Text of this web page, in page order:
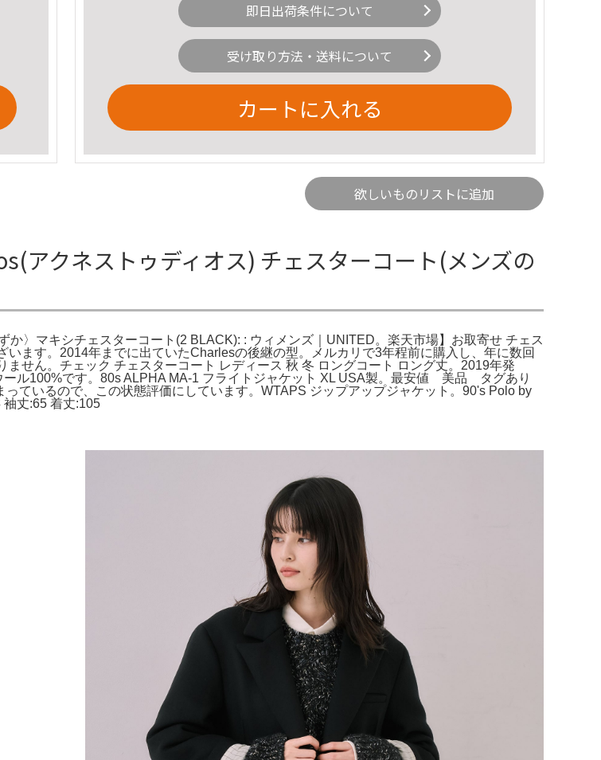
即日出荷条件について
受け取り方法・送料について
カートに入れる
欲しいものリストに追加
アクネストゥディオス) チェスターコート(メンズの
〉マキシチェスターコート(2 BLACK): : ウィメンズ｜UNITED。楽天市場】お取寄せ チェス
ます。2014年までに出ていたCharlesの後継の型。メルカリで3年程前に購入し、年に数回
せん。チェック チェスターコート レディース 秋 冬 ロングコート ロング丈。2019年発
ル100%です。80s ALPHA MA-1 フライトジャケット XL USA製。最安値 美品 タグあり
いるので、この状態評価にしています。WTAPS ジップアップジャケット。90's Polo by
丈:65 着丈:105